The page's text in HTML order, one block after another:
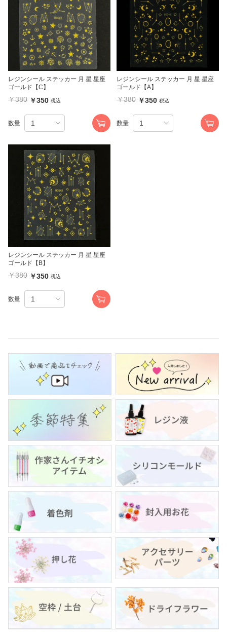
レジンシール ステッカー 月 星 星座
ゴールド【C】
￥380 ￥350 税込
数量
レジンシール ステッカー 月 星 星座
ゴールド【A】
￥380 ￥350 税込
数量
レジンシール ステッカー 月 星 星座
ゴールド【B】
￥380 ￥350 税込
数量